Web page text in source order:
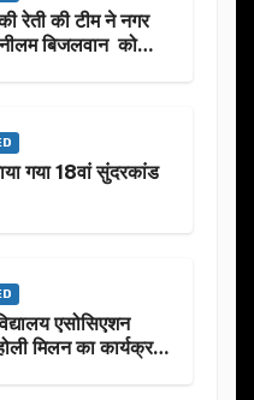
रेती की टीम ने नगर
बिजलवान को
गया 18वां सुंदरकांड
एसोसिएशन
मिलन का कार्यक्रम